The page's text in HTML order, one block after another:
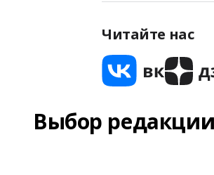
Читайте нас
Выбор редакции